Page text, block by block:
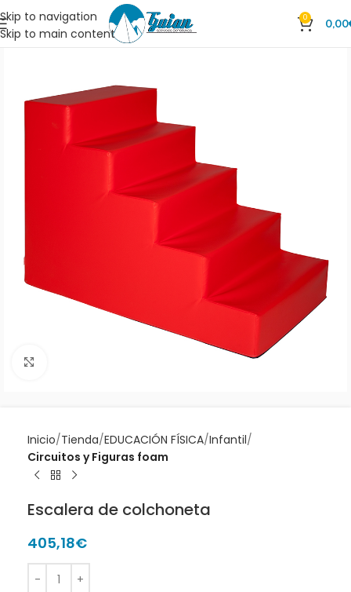
Skip to navigation
Skip to main content
0 0,00
Inicio Tienda EDUCACIÓN FÍSICA Infantil
Circuitos y Figuras foam
Escalera de colchoneta
405,18€